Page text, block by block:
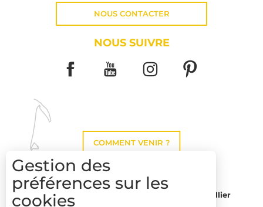
NOUS CONTACTER
NOUS SUIVRE
COMMENT VENIR ?
Montpellier
Gestion des
préférences sur les
cookies